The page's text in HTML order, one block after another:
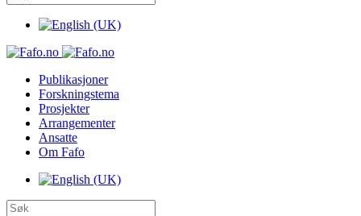
Publikasjoner
Forskningstema
Prosjekter
Arrangementer
Ansatte
Om Fafo